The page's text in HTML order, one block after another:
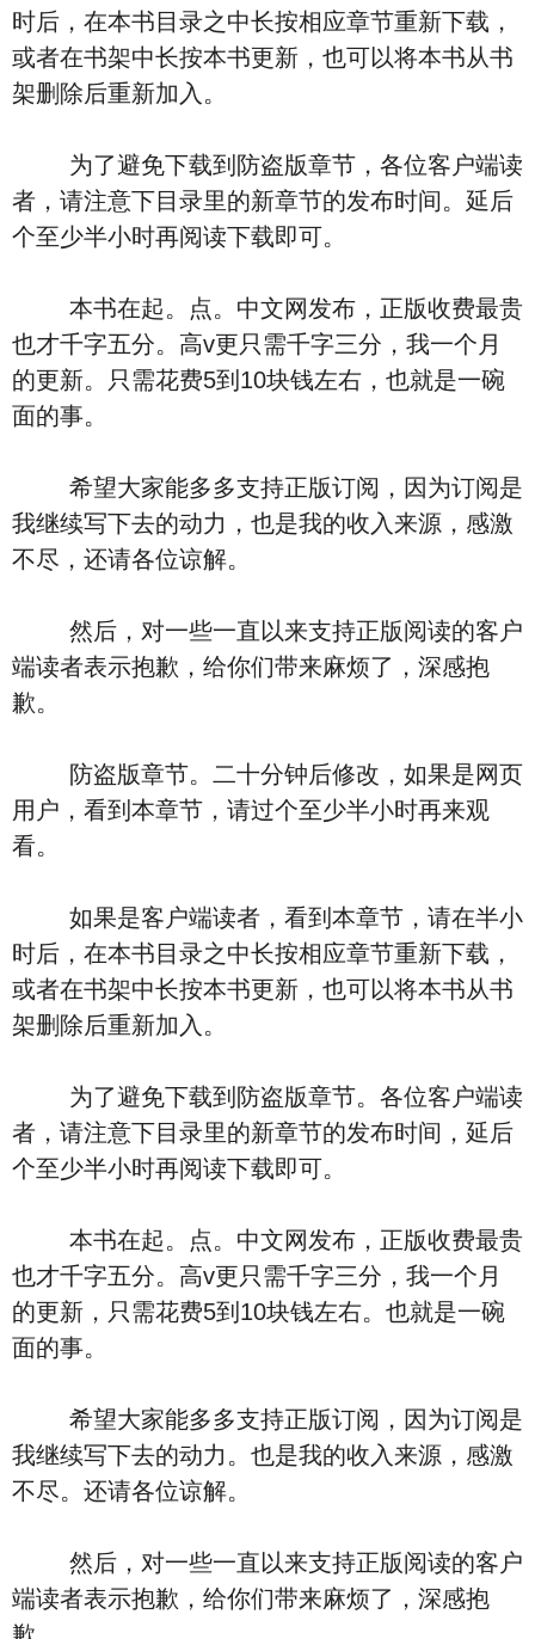
时后，在本书目录之中长按相应章节重新下载，
或者在书架中长按本书更新，也可以将本书从书
架删除后重新加入。
为了避免下载到防盗版章节，各位客户端读
者，请注意下目录里的新章节的发布时间。延后
个至少半小时再阅读下载即可。
本书在起。点。中文网发布，正版收费最贵
也才千字五分。高v更只需千字三分，我一个月
的更新。只需花费5到10块钱左右，也就是一碗
面的事。
希望大家能多多支持正版订阅，因为订阅是
我继续写下去的动力，也是我的收入来源，感激
不尽，还请各位谅解。
然后，对一些一直以来支持正版阅读的客户
端读者表示抱歉，给你们带来麻烦了，深感抱
歉。
防盗版章节。二十分钟后修改，如果是网页
用户，看到本章节，请过个至少半小时再来观
看。
如果是客户端读者，看到本章节，请在半小
时后，在本书目录之中长按相应章节重新下载，
或者在书架中长按本书更新，也可以将本书从书
架删除后重新加入。
为了避免下载到防盗版章节。各位客户端读
者，请注意下目录里的新章节的发布时间，延后
个至少半小时再阅读下载即可。
本书在起。点。中文网发布，正版收费最贵
也才千字五分。高v更只需千字三分，我一个月
的更新，只需花费5到10块钱左右。也就是一碗
面的事。
希望大家能多多支持正版订阅，因为订阅是
我继续写下去的动力。也是我的收入来源，感激
不尽。还请各位谅解。
然后，对一些一直以来支持正版阅读的客户
端读者表示抱歉，给你们带来麻烦了，深感抱